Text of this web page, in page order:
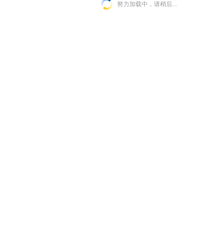
努力加载中，请稍后...